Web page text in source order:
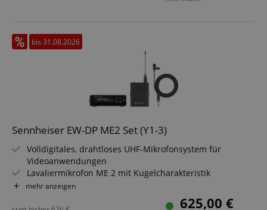
Außergewöhnlich geringe Latenz (1,9 ms)
bis 31.08.2026
Sennheiser EW-DP ME2 Set (Y1-3)
Volldigitales, drahtloses UHF-Mikrofonsystem für
Videoanwendungen
Lavaliermikrofon ME 2 mit Kugelcharakteristik
Frequenzbereich Y1-3: 1785,2 - 1799,8 MHz
Besonders lange Akkulaufzeit: Sender bis zu 12 Std.,
mehr anzeigen
625,00 €